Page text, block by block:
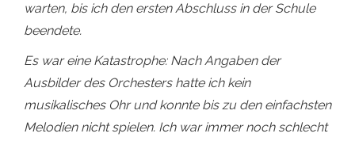
warten, bis ich den ersten Abschluss in der Schule
beendete.
Es war eine Katastrophe: Nach Angaben der
Ausbilder des Orchesters hatte ich kein
musikalisches Ohr und konnte bis zu den einfachsten
Melodien nicht spielen. Ich war immer noch schlecht